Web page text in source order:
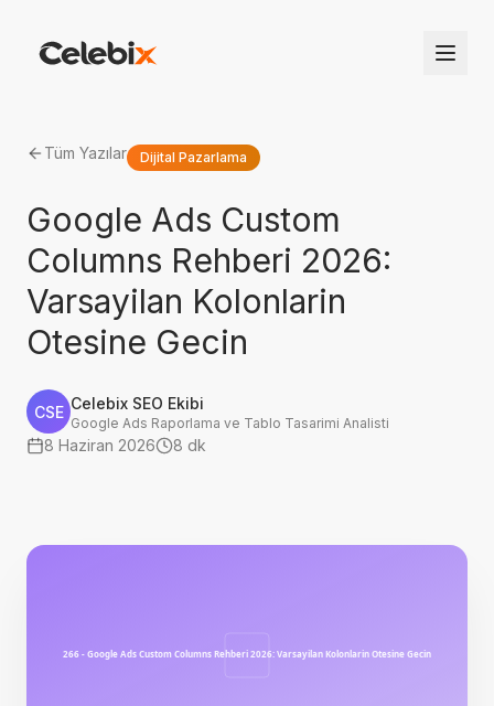
Tüm Yazılar Dijital Pazarlama
Google Ads Custom
Columns Rehberi 2026:
Varsayilan Kolonlarin
Otesine Gecin
CSE Celebix SEO Ekibi
Google Ads Raporlama ve Tablo Tasarimi Analisti
8 Haziran 2026 8 dk